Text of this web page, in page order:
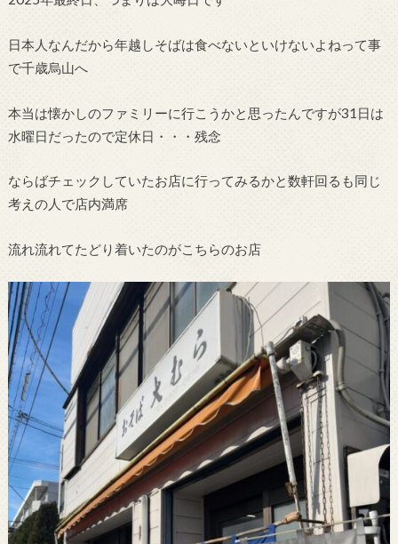
日本人なんだから年越しそばは食べないといけないよねって事
で千歳烏山へ
本当は懐かしのファミリーに行こうかと思ったんですが31日は
水曜日だったので定休日・・・残念
ならばチェックしていたお店に行ってみるかと数軒回るも同じ
考えの人で店内満席
流れ流れてたどり着いたのがこちらのお店